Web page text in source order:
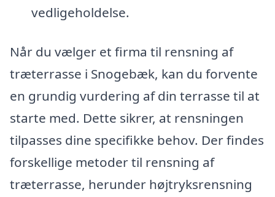
vedligeholdelse.
Når du vælger et firma til rensning af
træterrasse i Snogebæk, kan du forvente
en grundig vurdering af din terrasse til at
starte med. Dette sikrer, at rensningen
tilpasses dine specifikke behov. Der findes
forskellige metoder til rensning af
træterrasse, herunder højtryksrensning